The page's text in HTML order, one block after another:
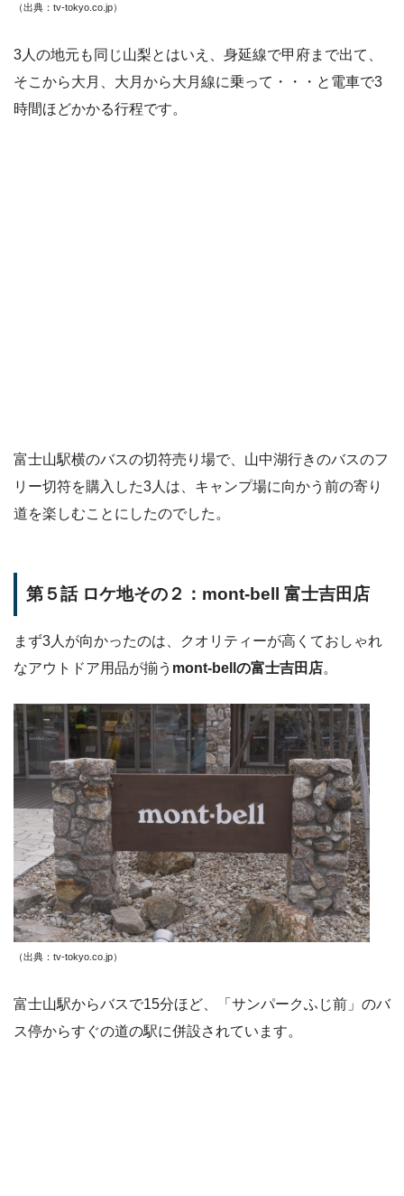
（出典：tv-tokyo.co.jp）
3人の地元も同じ山梨とはいえ、身延線で甲府まで出て、
そこから大月、大月から大月線に乗って・・・と電車で3
時間ほどかかる行程です。
富士山駅横のバスの切符売り場で、山中湖行きのバスのフ
リー切符を購入した3人は、キャンプ場に向かう前の寄り
道を楽しむことにしたのでした。
第５話 ロケ地その２：mont-bell 富士吉田店
まず3人が向かったのは、クオリティーが高くておしゃれ
なアウトドア用品が揃う mont-bellの富士吉田店。
（出典：tv-tokyo.co.jp）
富士山駅からバスで15分ほど、「サンパークふじ前」のバ
ス停からすぐの道の駅に併設されています。